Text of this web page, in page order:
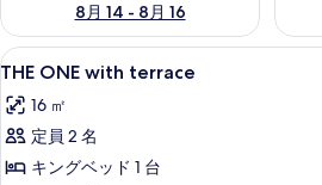
8月 14 - 8月 16
THE
ONE
with
terrace
の
THE
9
THE ONE with terrace
16 ㎡
定員 2 名
キングベッド 1 台